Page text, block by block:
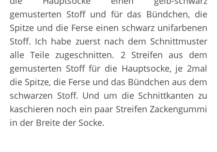
gemusterten Stoff und für das Bündchen, die
Spitze und die Ferse einen schwarz unifarbenen
Stoff. Ich habe zuerst nach dem Schnittmuster
alle Teile zugeschnitten. 2 Streifen aus dem
gemusterten Stoff für die Hauptsocke, je 2mal
die Spitze, die Ferse und das Bündchen aus dem
schwarzen Stoff. Und um die Schnittkanten zu
kaschieren noch ein paar Streifen Zackengummi
in der Breite der Socke.